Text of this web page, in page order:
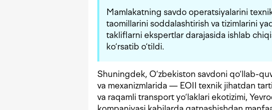
Mamlakatning savdo operatsiyalarini
taomillarini soddalashtirish va tizimlarini
takliflarni ekspertlar darajasida ishlab
ko‘rsatib o‘tildi.
Shuningdek, O‘zbekiston savdoni qo‘llab-
va mexanizmlarida — EOII texnik jihatdan
va raqamli transport yo‘laklari ekotizimi,